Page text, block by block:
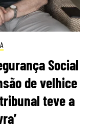
Social
de velhice
teve a